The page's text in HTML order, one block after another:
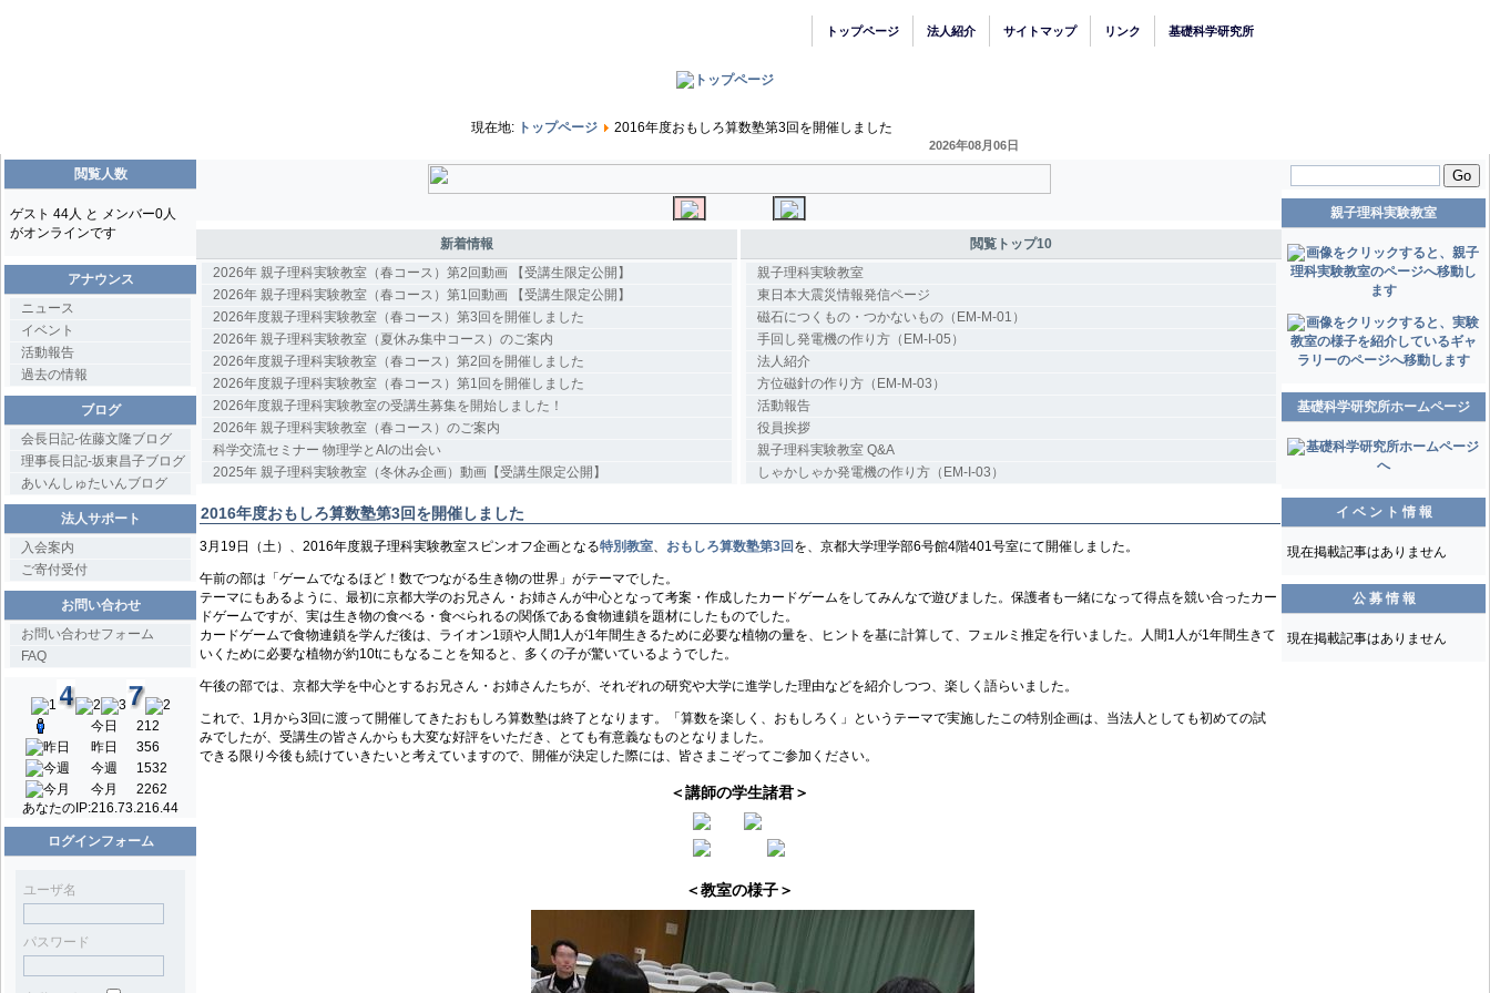
基礎科学研究所
リンク
サイトマップ
法人紹介
トップページ
現在地: トップページ 2016年度おもしろ算数塾第3回を開催しました
2026年08月06日
閲覧人数
ゲスト 44人 と メンバー0人
がオンラインです
アナウンス
ニュース
イベント
活動報告
過去の情報
ブログ
会長日記-佐藤文隆ブログ
理事長日記-坂東昌子ブログ
あいんしゅたいんブログ
法人サポート
入会案内
ご寄付受付
お問い合わせ
お問い合わせフォーム
FAQ
今日
212
昨日
356
今週
1532
今月
2262
あなたのIP:216.73.216.44
ログインフォーム
ユーザ名
パスワード
新着情報
2026年 親子理科実験教室（春コース）第2回動画 【受講生限定公開】
2026年 親子理科実験教室（春コース）第1回動画 【受講生限定公開】
2026年度親子理科実験教室（春コース）第3回を開催しました
2026年 親子理科実験教室（夏休み集中コース）のご案内
2026年度親子理科実験教室（春コース）第2回を開催しました
2026年度親子理科実験教室（春コース）第1回を開催しました
2026年度親子理科実験教室の受講生募集を開始しました！
2026年 親子理科実験教室（春コース）のご案内
科学交流セミナー 物理学とAIの出会い
2025年 親子理科実験教室（冬休み企画）動画【受講生限定公開】
閲覧トップ10
親子理科実験教室
東日本大震災情報発信ページ
磁石につくもの・つかないもの（EM-M-01）
手回し発電機の作り方（EM-I-05）
法人紹介
方位磁針の作り方（EM-M-03）
活動報告
役員挨拶
親子理科実験教室 Q&A
しゃかしゃか発電機の作り方（EM-I-03）
2016年度おもしろ算数塾第3回を開催しました
3月19日（土）、2016年度親子理科実験教室スピンオフ企画となる特別教室、 おもしろ算数塾第3回 を、京都大学理学部6号館4階401号室にて開催しました。
午前の部は「ゲームでなるほど！数でつながる生き物の世界」がテーマでした。
テーマにもあるように、最初に京都大学のお兄さん・お姉さんが中心となって考案・作成したカードゲームをしてみんなで遊びました。保護者も一緒になって得点を競い合ったカー
ドゲームですが、実は生き物の食べる・食べられるの関係である食物連鎖を題材にしたものでした。
カードゲームで食物連鎖を学んだ後は、ライオン1頭や人間1人が1年間生きるために必要な植物の量を、ヒントを基に計算して、フェルミ推定を行いました。人間1人が1年間生きて
いくために必要な植物が約10tにもなることを知ると、多くの子が驚いているようでした。
午後の部では、京都大学を中心とするお兄さん・お姉さんたちが、それぞれの研究や大学に進学した理由などを紹介しつつ、楽しく語らいました。
これで、1月から3回に渡って開催してきたおもしろ算数塾は終了となります。「算数を楽しく、おもしろく」というテーマで実施したこの特別企画は、当法人としても初めての試
みでしたが、受講生の皆さんからも大変な好評をいただき、とても有意義なものとなりました。
できる限り今後も続けていきたいと考えていますので、開催が決定した際には、皆さまこぞってご参加ください。
＜講師の学生諸君＞
＜教室の様子＞
Go
親子理科実験教室
基礎科学研究所ホームページ
イ ベ ン ト 情 報
現在掲載記事はありません
公 募 情 報
現在掲載記事はありません